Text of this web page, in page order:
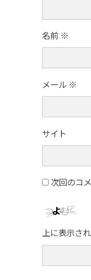
名前 ※
メール ※
サイト
次回のコ
上に表示さ